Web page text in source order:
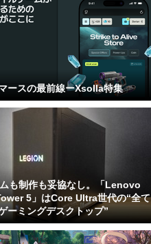
ースの最前線ーXsolla特集
も制作も妥協なし。「Lenovo
5」はCore Ultra世代の“全て
ーミングデスクトップ”